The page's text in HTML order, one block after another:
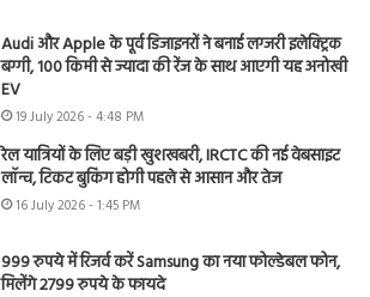
Audi और Apple के पूर्व डिजाइनरों ने बनाई लग्जरी इलेक्ट्रिक
बग्गी, 100 किमी से ज्यादा की रेंज के साथ आएगी यह अनोखी
EV
19 July 2026 - 4:48 PM
रेल यात्रियों के लिए बड़ी खुशखबरी, IRCTC की नई वेबसाइट
लॉन्च, टिकट बुकिंग होगी पहले से आसान और तेज
16 July 2026 - 1:45 PM
999 रुपये में रिजर्व करें Samsung का नया फोल्डेबल फोन,
मिलेंगे 2799 रुपये के फायदे